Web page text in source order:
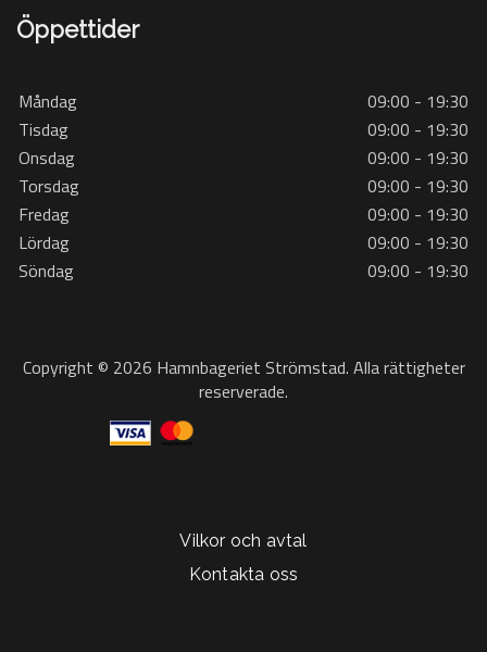
Öppettider
Måndag
09:00 - 19:30
Tisdag
09:00 - 19:30
Onsdag
09:00 - 19:30
Torsdag
09:00 - 19:30
Fredag
09:00 - 19:30
Lördag
09:00 - 19:30
Söndag
09:00 - 19:30
Copyright © 2026 Hamnbageriet Strömstad. Alla rättigheter
reserverade.
Vilkor och avtal
Kontakta oss